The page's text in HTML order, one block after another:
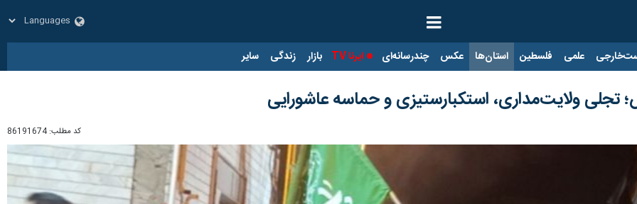
علمی فلسطین استان‌ها عکس چندرسانه‌ای ایرنا TV بازار زندگی سایر
ولایت‌مداری، استکبارستیزی و حماسه عاشورایی
کد مطلب: 86191674